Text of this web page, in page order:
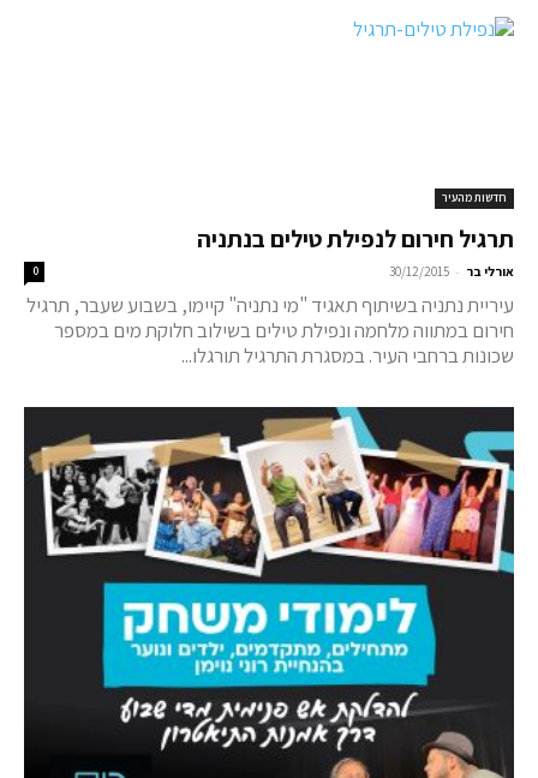
חדשות מהעיר
תרגיל חירום לנפילת טילים בנתניה
אורלי בר -
30/12/2015
0
עיריית נתניה בשיתוף תאגיד "מי נתניה" קיימו, בשבוע שעבר, תרגיל
חירום במתווה מלחמה ונפילת טילים בשילוב חלוקת מים במספר
שכונות ברחבי העיר. במסגרת התרגיל תורגלו...